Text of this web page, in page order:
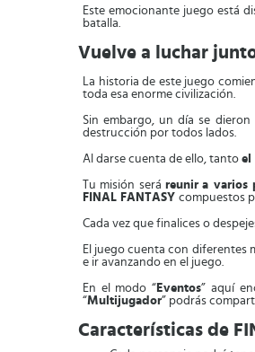
Este emocionante juego está
batalla.
Vuelve a luchar
La historia de este juego
toda esa enorme civilización.
Sin embargo, un día se
destrucción por todos lados.
Al darse cuenta de ello, tanto el
Tu misión será reunir a varios
FINAL FANTASY compuestos
Cada vez que finalices o
El juego cuenta con diferentes
e ir avanzando en el juego.
En el modo “ Eventos” aquí
“Multijugador” podrás
Características de